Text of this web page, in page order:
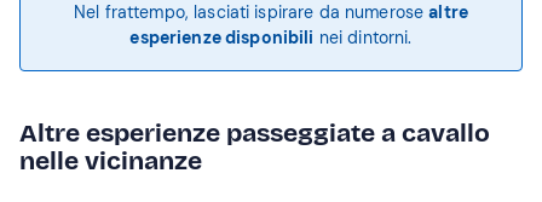
Nel frattempo, lasciati ispirare da numerosealtre
esperienze disponibili nei dintorni.
Altre esperienze passeggiate a cavallo
nelle vicinanze